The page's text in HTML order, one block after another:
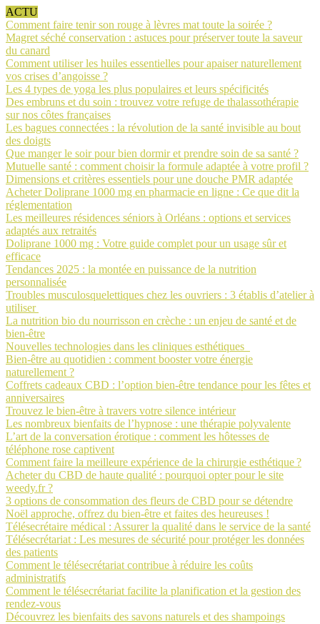
ACTU
Comment faire tenir son rouge à lèvres mat toute la soirée ?
Magret séché conservation : astuces pour préserver toute la saveur
du canard
Comment utiliser les huiles essentielles pour apaiser naturellement
vos crises d’angoisse ?
Les 4 types de yoga les plus populaires et leurs spécificités
Des embruns et du soin : trouvez votre refuge de thalassothérapie
sur nos côtes françaises
Les bagues connectées : la révolution de la santé invisible au bout
des doigts
Que manger le soir pour bien dormir et prendre soin de sa santé ?
Mutuelle santé : comment choisir la formule adaptée à votre profil ?
Dimensions et critères essentiels pour une douche PMR adaptée
Acheter Doliprane 1000 mg en pharmacie en ligne : Ce que dit la
réglementation
Les meilleures résidences séniors à Orléans : options et services
adaptés aux retraités
Doliprane 1000 mg : Votre guide complet pour un usage sûr et
efficace
Tendances 2025 : la montée en puissance de la nutrition
personnalisée
Troubles musculosquelettiques chez les ouvriers : 3 établis d’atelier à
utiliser
La nutrition bio du nourrisson en crèche : un enjeu de santé et de
bien-être
Nouvelles technologies dans les cliniques esthétiques
Bien-être au quotidien : comment booster votre énergie
naturellement ?
Coffrets cadeaux CBD : l’option bien-être tendance pour les fêtes et
anniversaires
Trouvez le bien-être à travers votre silence intérieur
Les nombreux bienfaits de l’hypnose : une thérapie polyvalente
L’art de la conversation érotique : comment les hôtesses de
téléphone rose captivent
Comment faire la meilleure expérience de la chirurgie esthétique ?
Acheter du CBD de haute qualité : pourquoi opter pour le site
weedy.fr ?
3 options de consommation des fleurs de CBD pour se détendre
Noël approche, offrez du bien-être et faites des heureuses !
Télésecrétaire médical : Assurer la qualité dans le service de la santé
Télésecrétariat : Les mesures de sécurité pour protéger les données
des patients
Comment le télésecrétariat contribue à réduire les coûts
administratifs
Comment le télésecrétariat facilite la planification et la gestion des
rendez-vous
Découvrez les bienfaits des savons naturels et des shampoings